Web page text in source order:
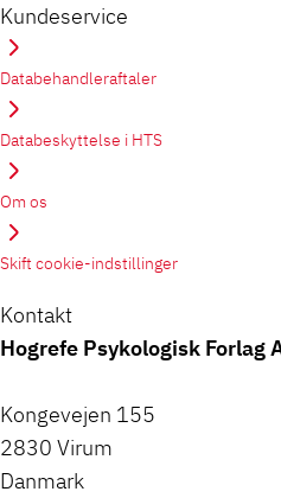
Kundeservice
Databehandleraftaler
Databeskyttelse i HTS
Om os
Skift cookie-indstillinger
Kontakt
Hogrefe Psykologisk Forlag
Kongevejen 155
2830 Virum
Danmark